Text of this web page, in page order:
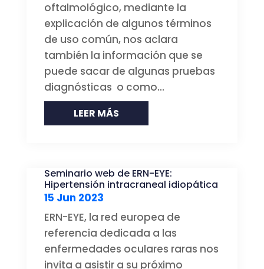
oftalmológico, mediante la
explicación de algunos términos
de uso común, nos aclara
también la información que se
puede sacar de algunas pruebas
diagnósticas o como...
LEER MÁS
Seminario web de ERN-EYE:
Hipertensión intracraneal idiopática
15 Jun 2023
ERN-EYE, la red europea de
referencia dedicada a las
enfermedades oculares raras nos
invita a asistir a su próximo